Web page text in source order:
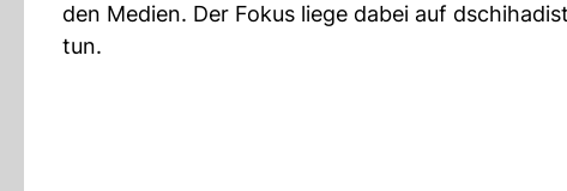
den Medien. Der Fokus liege dabei auf
tun.